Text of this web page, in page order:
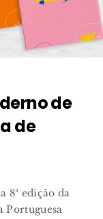
de
de
8ª edição da
Portuguesa